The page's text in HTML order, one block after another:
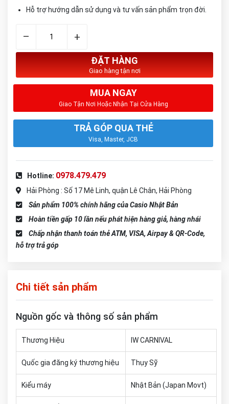
Hỗ trợ hướng dẫn sử dụng và tư vấn sản phẩm trọn đời.
– +
ĐẶT HÀNG
Giao hàng tận nơi
MUA NGAY
Giao Tận Nơi Hoặc Nhận Tại Cửa Hàng
TRẢ GÓP QUA THẺ
Visa, Master, JCB
Hotline: 0978.479.479
Hải Phòng : Số 17 Mê Linh, quận Lê Chân, Hải Phòng
Sản phẩm 100% chính hãng của Casio Nhật Bản
Hoàn tiền gấp 10 lần nếu phát hiện hàng giả, hàng nhái
Chấp nhận thanh toán thẻ ATM, VISA, Airpay & QR-Code,
hỗ trợ trả góp
Chi tiết sản phẩm
Nguồn gốc và thông số sản phẩm
Thương Hiệu IW CARNIVAL
Quốc gia đăng ký thương hiệu Thụy Sỹ
Kiểu máy Nhật Bản (Japan Movt)